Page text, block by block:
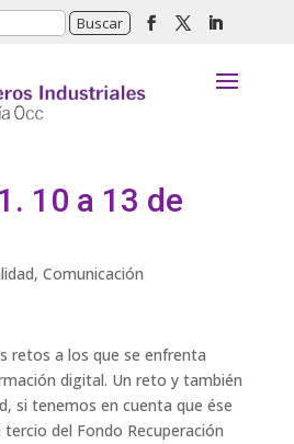
10 a 13 de
, Comunicación
retos a los que se enfrenta
digital. Un reto y también
si tenemos en cuenta que ése
del Fondo Recuperación